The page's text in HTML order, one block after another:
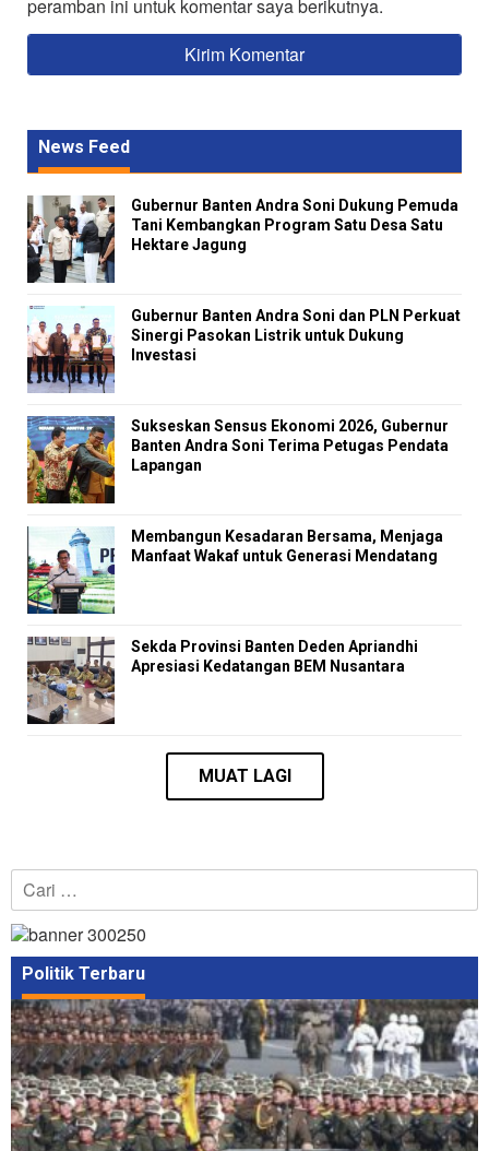
peramban ini untuk komentar saya berikutnya.
News Feed
Gubernur Banten Andra Soni Dukung Pemuda
Tani Kembangkan Program Satu Desa Satu
Hektare Jagung
Gubernur Banten Andra Soni dan PLN Perkuat
Sinergi Pasokan Listrik untuk Dukung
Investasi
Sukseskan Sensus Ekonomi 2026, Gubernur
Banten Andra Soni Terima Petugas Pendata
Lapangan
Membangun Kesadaran Bersama, Menjaga
Manfaat Wakaf untuk Generasi Mendatang
Sekda Provinsi Banten Deden Apriandhi
Apresiasi Kedatangan BEM Nusantara
Cari
untuk:
Politik Terbaru